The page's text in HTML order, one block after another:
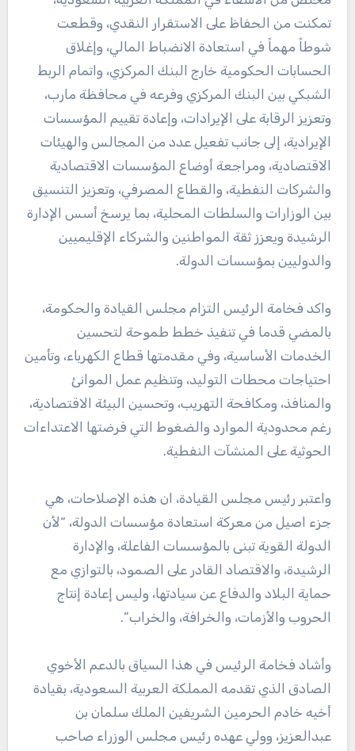
تمكنت من الحفاظ على الاستقرار النقدي، وقطعت
شوطاً مهماً في استعادة الانضباط المالي، وإغلاق
الحسابات الحكومية خارج البنك المركزي، واتمام الربط
الشبكي بين البنك المركزي وفرعه في محافظة مارب،
وتعزيز الرقابة على الإيرادات، وإعادة تقييم المؤسسات
الإيرادية، إلى جانب تفعيل عدد من المجالس والهيئات
الاقتصادية، ومراجعة أوضاع المؤسسات الاقتصادية
والشركات النفطية، والقطاع المصرفي، وتعزيز التنسيق
بين الوزارات والسلطات المحلية، بما يرسخ أسس الإدارة
الرشيدة ويعزز ثقة المواطنين والشركاء الإقليميين
والدوليين بمؤسسات الدولة.
واكد فخامة الرئيس التزام مجلس القيادة والحكومة،
بالمضي قدما في تنفيذ خطط طموحة لتحسين
الخدمات الأساسية، وفي مقدمتها قطاع الكهرباء، وتأمين
احتياجات محطات التوليد، وتنظيم عمل الموانئ
والمنافذ، ومكافحة التهريب، وتحسين البيئة الاقتصادية،
رغم محدودية الموارد والضغوط التي فرضتها الاعتداءات
الحوثية على المنشآت النفطية.
واعتبر رئيس مجلس القيادة، ان هذه الإصلاحات، هي
جزء اصيل من معركة استعادة مؤسسات الدولة، “لأن
الدولة القوية تبنى بالمؤسسات الفاعلة، والإدارة
الرشيدة، والاقتصاد القادر على الصمود، بالتوازي مع
حماية البلاد والدفاع عن سيادتها، وليس إعادة إنتاج
الحروب والأزمات، والخرافة، والخراب”.
وأشاد فخامة الرئيس في هذا السياق بالدعم الأخوي
الصادق الذي تقدمه المملكة العربية السعودية، بقيادة
أخيه خادم الحرمين الشريفين الملك سلمان بن
عبدالعزيز، وولي عهده رئيس مجلس الوزراء صاحب